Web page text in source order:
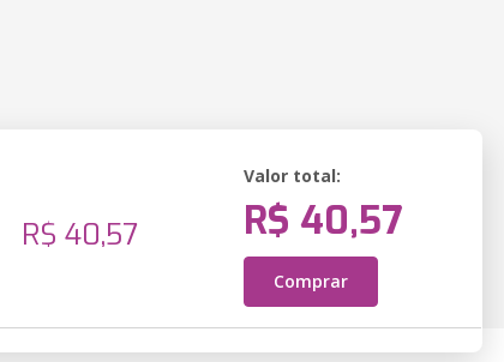
R$ 40,57
Valor total:
R$ 40,57
Comprar